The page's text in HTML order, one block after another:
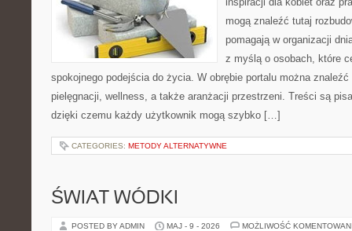
mogą znaleźć tutaj
pomagają w organizacji
z myślą o osobach, które
spokojnego podejścia do życia. W obrębie portalu można
pielęgnacji, wellness, a także aranżacji przestrzeni. Treści są
dzięki czemu każdy użytkownik mogą szybko […]
CATEGORIES: METODY ALTERNATYWNE
ŚWIAT WÓDKI
POSTED BY ADMIN MAJ - 9 - 2026 MOŻLIWOŚĆ